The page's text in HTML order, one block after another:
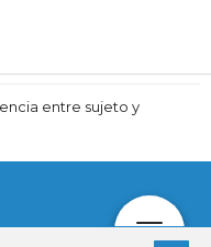
entre sujeto y